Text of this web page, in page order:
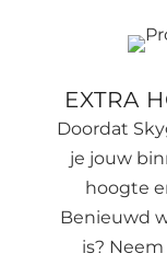
EXTRA
Doordat
je jouw
hoogte
Benieuwd
is?